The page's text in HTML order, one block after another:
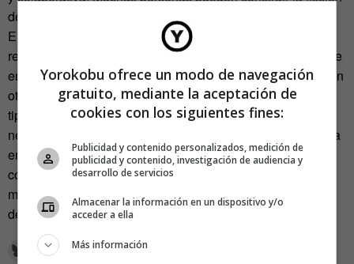
de manera simultánea.
El juego está saltando a otras parcelas de la vida. En
realidad, ya estaba allí. El aprendizaje se apoya firmemente
en la necesidad y la capacidad de jugar y de interactuar con
otras personas. Ahora, sin embargo, se puede aplicar este
tipo de gamificación a tareas cotidianas y no
necesariamente tan gratas como las lúdicas. «El juego esta
en todas partes, desde un punto de vista económico se
convierte en el nuevo paradigma de interacción y en la
manera de acabar con la inercia de todas las historias»,
declaró Castelló.
Yorokobu ofrece un modo de navegación
gratuito, mediante la aceptación de
cookies con los siguientes fines:
Publicidad y contenido personalizados, medición de
publicidad y contenido, investigación de audiencia y
desarrollo de servicios
Almacenar la información en un dispositivo y/o
acceder a ella
Más información